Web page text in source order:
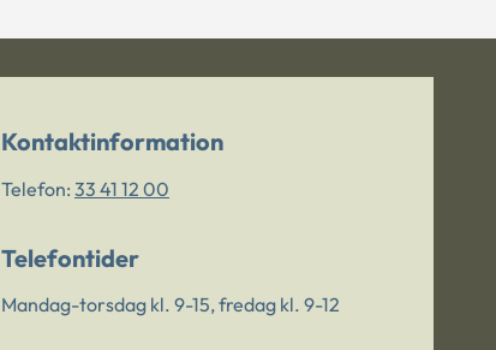
Kontaktinformation
Telefon: 33 41 12 00
Telefontider
Mandag-torsdag kl. 9-15, fredag kl. 9-12